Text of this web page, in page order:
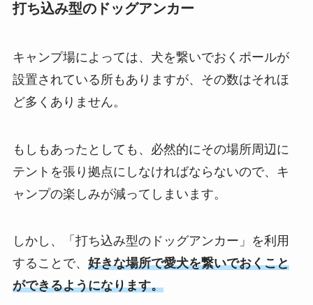
打ち込み型のドッグアンカー
キャンプ場によっては、犬を繋いでおくポールが
設置されている所もありますが、その数はそれほ
ど多くありません。
もしもあったとしても、必然的にその場所周辺に
テントを張り拠点にしなければならないので、キ
ャンプの楽しみが減ってしまいます。
しかし、「打ち込み型のドッグアンカー」を利用
することで、 好きな場所で愛犬を繋いでおくこと
ができるようになります。